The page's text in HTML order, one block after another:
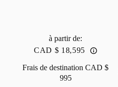
à partir de:
CAD $ 18,595
Frais de destination CAD $
995